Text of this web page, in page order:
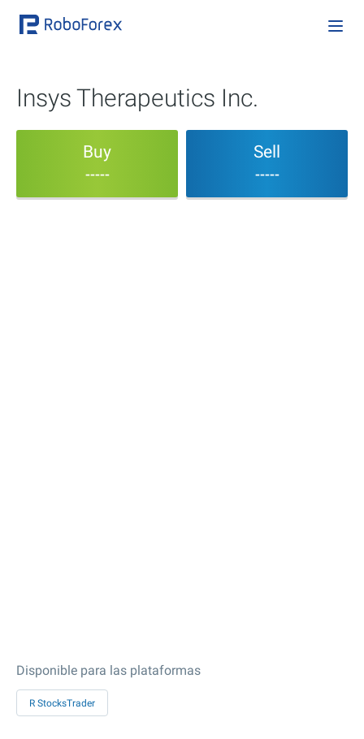
Insys Therapeutics Inc.
Buy
-----
Sell
-----
Disponible para las plataformas
R StocksTrader